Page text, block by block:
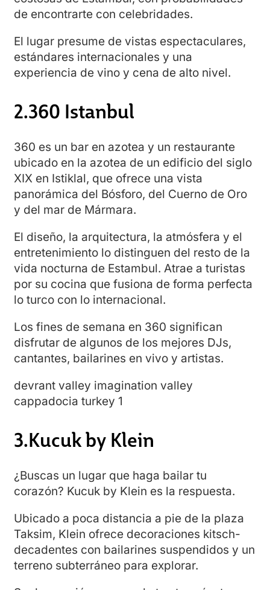
de encontrarte con celebridades.
El lugar presume de vistas espectaculares,
estándares internacionales y una
experiencia de vino y cena de alto nivel.
2.360 Istanbul
360 es un bar en azotea y un restaurante
ubicado en la azotea de un edificio del siglo
XIX en Istiklal, que ofrece una vista
panorámica del Bósforo, del Cuerno de Oro
y del mar de Mármara.
El diseño, la arquitectura, la atmósfera y el
entretenimiento lo distinguen del resto de la
vida nocturna de Estambul. Atrae a turistas
por su cocina que fusiona de forma perfecta
lo turco con lo internacional.
Los fines de semana en 360 significan
disfrutar de algunos de los mejores DJs,
cantantes, bailarines en vivo y artistas.
devrant valley imagination valley
cappadocia turkey 1
3.Kucuk by Klein
¿Buscas un lugar que haga bailar tu
corazón? Kucuk by Klein es la respuesta.
Ubicado a poca distancia a pie de la plaza
Taksim, Klein ofrece decoraciones kitsch-
decadentes con bailarines suspendidos y un
terreno subterráneo para explorar.